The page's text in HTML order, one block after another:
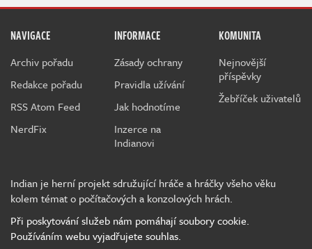
NAVIGACE
Archiv pořadu
Redakce pořadu
RSS Atom Feed
NerdFix
INFORMACE
Zásady ochrany
Pravidla užívání
Jak hodnotíme
Inzerce na
Indianovi
KOMUNITA
Nejnovější
příspěvky
Žebříček uživatelů
Indian je herní projekt sdružující hráče a hráčky všeho věku
kolem témat o počítačových a konzolových hrách.
Při poskytování služeb nám pomáhají soubory cookie.
Používáním webu vyjadřujete souhlas.